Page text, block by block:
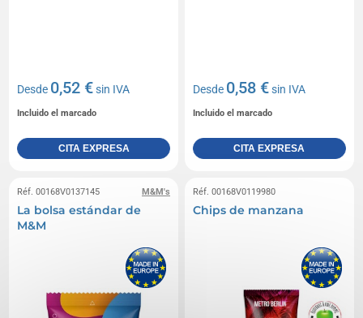
Desde 0,52 €sin IVA
Incluido el marcado
CITA EXPRESA
Desde 0,58 €sin IVA
Incluido el marcado
CITA EXPRESA
M&M's
Réf. 00168V0137145
La bolsa estándar de
M&M
Réf. 00168V0119980
Chips de manzana